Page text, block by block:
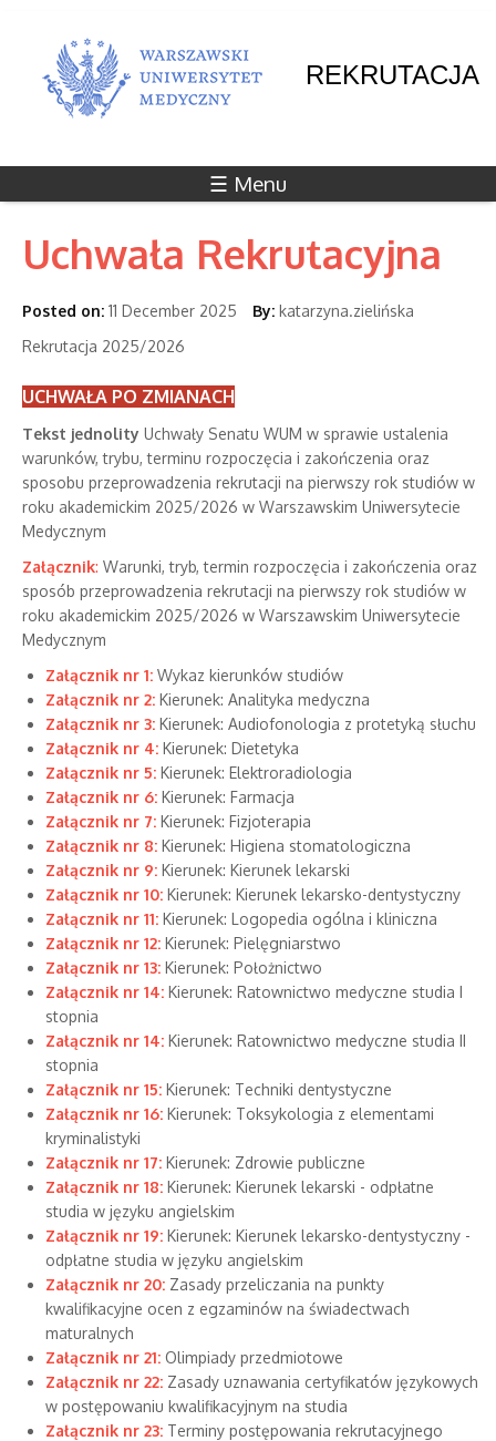
REKRUTACJA
☰ Menu
Uchwała Rekrutacyjna
Posted on: 11 December 2025 By: katarzyna.zielińska
Rekrutacja 2025/2026
UCHWAŁA PO ZMIANACH
Tekst jednolity Uchwały Senatu WUM w sprawie ustalenia
warunków, trybu, terminu rozpoczęcia i zakończenia oraz
sposobu przeprowadzenia rekrutacji na pierwszy rok studiów w
roku akademickim 2025/2026 w Warszawskim Uniwersytecie
Medycznym
Załącznik: Warunki, tryb, termin rozpoczęcia i zakończenia oraz
sposób przeprowadzenia rekrutacji na pierwszy rok studiów w
roku akademickim 2025/2026 w Warszawskim Uniwersytecie
Medycznym
Załącznik nr 1: Wykaz kierunków studiów
Załącznik nr 2: Kierunek: Analityka medyczna
Załącznik nr 3: Kierunek: Audiofonologia z protetyką słuchu
Załącznik nr 4: Kierunek: Dietetyka
Załącznik nr 5: Kierunek: Elektroradiologia
Załącznik nr 6: Kierunek: Farmacja
Załącznik nr 7: Kierunek: Fizjoterapia
Załącznik nr 8: Kierunek: Higiena stomatologiczna
Załącznik nr 9: Kierunek: Kierunek lekarski
Załącznik nr 10: Kierunek: Kierunek lekarsko-dentystyczny
Załącznik nr 11: Kierunek: Logopedia ogólna i kliniczna
Załącznik nr 12: Kierunek: Pielęgniarstwo
Załącznik nr 13: Kierunek: Położnictwo
Załącznik nr 14: Kierunek: Ratownictwo medyczne studia I
stopnia
Załącznik nr 14: Kierunek: Ratownictwo medyczne studia II
stopnia
Załącznik nr 15: Kierunek: Techniki dentystyczne
Załącznik nr 16: Kierunek: Toksykologia z elementami
kryminalistyki
Załącznik nr 17: Kierunek: Zdrowie publiczne
Załącznik nr 18: Kierunek: Kierunek lekarski - odpłatne
studia w języku angielskim
Załącznik nr 19: Kierunek: Kierunek lekarsko-dentystyczny -
odpłatne studia w języku angielskim
Załącznik nr 20: Zasady przeliczania na punkty
kwalifikacyjne ocen z egzaminów na świadectwach
maturalnych
Załącznik nr 21: Olimpiady przedmiotowe
Załącznik nr 22: Zasady uznawania certyfikatów językowych
w postępowaniu kwalifikacyjnym na studia
Załącznik nr 23: Terminy postępowania rekrutacyjnego